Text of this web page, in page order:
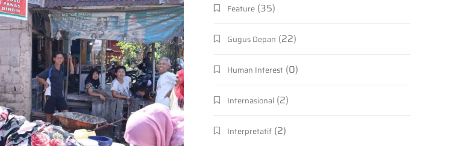
Feature (35)
Gugus Depan (22)
Human Interest (0)
Internasional (2)
Interpretatif (2)